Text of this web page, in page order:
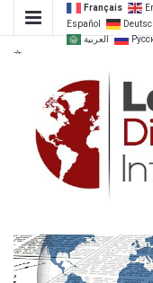
Français
Español
العربية
文